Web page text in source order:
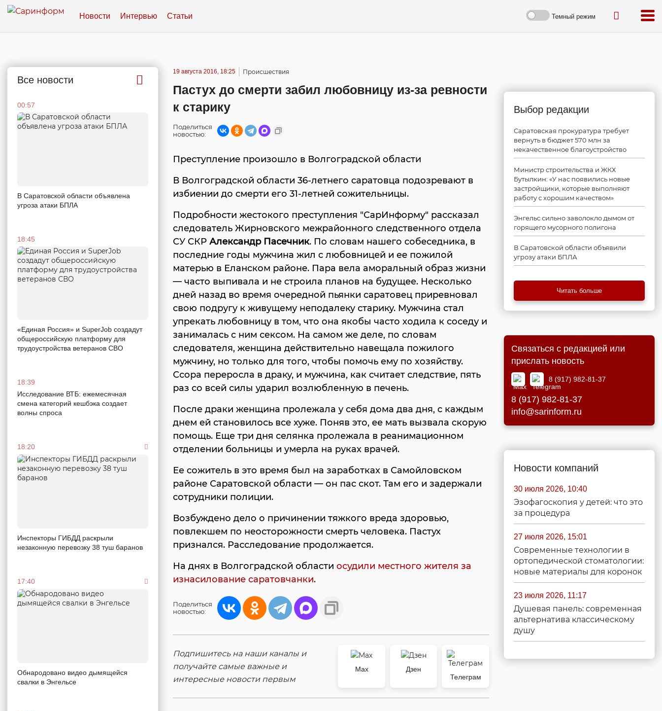
Новости Интервью Статьи Темный режим
Все новости
00:57
В Саратовской области объявлена
угроза атаки БПЛА
18:45
«Единая Россия» и SuperJob создадут
общероссийскую платформу для
трудоустройства ветеранов СВО
18:39
Исследование ВТБ: ежемесячная
смена категорий кешбэка создает
волны спроса
18:20
Инспекторы ГИБДД раскрыли
незаконную перевозку 38 туш баранов
17:40
Обнародовано видео дымящейся
свалки в Энгельсе
19 августа 2016, 18:25 Происшествия
Пастух до смерти забил любовницу из-за ревности
к старику
Поделиться
новостью:
Преступление произошло в Волгоградской области
В Волгоградской области 36-летнего саратовца подозревают в
избиении до смерти его 31-летней сожительницы.
Подробности жестокого преступления "СарИнформу" рассказал
следователь Жирновского межрайонного следственного отдела
СУ СКР Александр Пасечник. По словам нашего собеседника, в
последние годы мужчина жил с любовницей и ее пожилой
матерью в Еланском районе. Пара вела аморальный образ жизни
— часто выпивала и не строила планов на будущее. Несколько
дней назад во время очередной пьянки саратовец приревновал
свою подругу к живущему неподалеку старику. Мужчина стал
упрекать любовницу в том, что она якобы часто ходила к соседу и
занималась с ним сексом. На самом же деле, по словам
следователя, женщина действительно навещала пожилого
мужчину, но только для того, чтобы помочь ему по хозяйству.
Ссора переросла в драку, и мужчина, как считает следствие, пять
раз со всей силы ударил возлюбленную в печень.
После драки женщина пролежала у себя дома два дня, с каждым
днем ей становилось все хуже. Поняв это, ее мать вызвала скорую
помощь. Еще три дня селянка пролежала в реанимационном
отделении больницы и умерла на руках врачей.
Ее сожитель в это время был на заработках в Самойловском
районе Саратовской области — он пас скот. Там его и задержали
сотрудники полиции.
Возбуждено дело о причинении тяжкого вреда здоровью,
повлекшем по неосторожности смерть человека. Пастух
признался. Расследование продолжается.
На днях в Волгоградской области осудили местного жителя за
изнасилование саратовчанки.
Поделиться
новостью:
Подпишитесь на наши каналы и
получайте самые важные и
интересные новости первым
Max
Дзен
Телеграм
Выбор редакции
Саратовская прокуратура требует
вернуть в бюджет 570 млн за
некачественное благоустройство
Министр строительства и ЖКХ
Бутылкин: «У нас появились новые
застройщики, которые выполняют
работу с хорошим качеством»
Энгельс сильно заволокло дымом от
горящего мусорного полигона
В Саратовской области объявили
угрозу атаки БПЛА
Читать больше
Связаться с редакцией или
прислать новость
8 (917) 982-81-37
8 (917) 982-81-37
info@sarinform.ru
Новости компаний
30 июля 2026, 10:40
Эзофагоскопия у детей: что это
за процедура
27 июля 2026, 15:01
Современные технологии в
ортопедической стоматологии:
новые материалы для коронок
23 июля 2026, 11:17
Душевая панель: современная
альтернатива классическому
душу